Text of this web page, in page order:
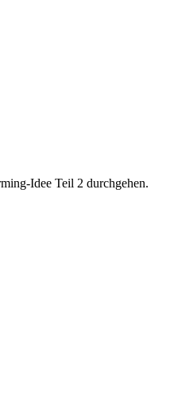
Idee Teil 2 durchgehen.